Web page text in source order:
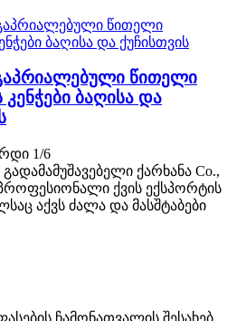
წითელი
ბაღისა და
1/6
გადამამუშავებელი ქარხანა Co.,
ქვის ექსპორტის
აქვს ძალა და მასშტაბები
ჩამონათვალის შესახებ